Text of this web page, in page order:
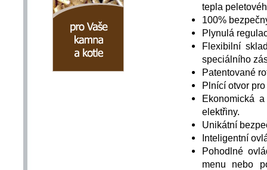
tepla
100%
Plynulá
Flexibilní
speciálního
Patentované
Plnící otvor
Ekonomická
elektřiny.
Unikátní
Inteligentní
Pohodlné
menu nebo